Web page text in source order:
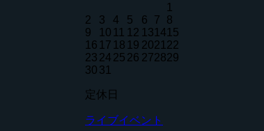
1
2
3 4 5 6 7
8
9
10 11 12 131415
16 17 18 19 2021 22
23 24 25 26 272829
30 31
定休日
ライブイベント